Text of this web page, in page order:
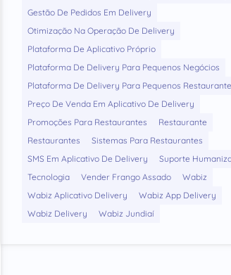
Gestão De Pedidos Em Delivery
Otimização Na Operação De Delivery
Plataforma De Aplicativo Próprio
Plataforma De Delivery Para Pequenos Negócios
Plataforma De Delivery Para Pequenos
Preço De Venda Em Aplicativo De Delivery
Promoções Para Restaurantes
Restaurante
Restaurantes
Sistemas Para Restaurantes
SMS Em Aplicativo De Delivery
Suporte
Tecnologia
Vender Frango Assado
Wabiz
Wabiz Aplicativo Delivery
Wabiz App Delivery
Wabiz Delivery
Wabiz Jundiaí